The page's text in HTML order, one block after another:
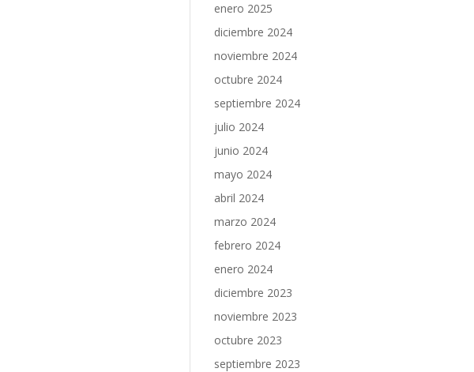
enero 2025
diciembre 2024
noviembre 2024
octubre 2024
septiembre 2024
julio 2024
junio 2024
mayo 2024
abril 2024
marzo 2024
febrero 2024
enero 2024
diciembre 2023
noviembre 2023
octubre 2023
septiembre 2023